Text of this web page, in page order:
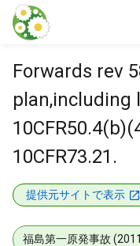
本文に飛ぶ
Forwards rev
plan,including
10CFR73.21.
提供元サイトで表示
福島第一原発事故